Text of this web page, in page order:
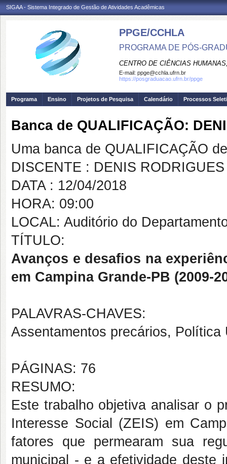
SIGAA - Sistema Integrado de Gestão de Atividades Acadêmicas
PPGE/CCHLA
PROGRAMA DE PÓS-
CENTRO DE CIÊNCIAS
E-mail: ppge@cchla.ufrn.br
https://posgraduacao.ufrn.br/ppge
Programa Ensino Projetos de Pesquisa Calendário Processos
Banca de QUALIFICAÇÃO:
Uma banca de QUALIFICAÇÃO
DISCENTE : DENIS
DATA : 12/04/2018
HORA: 09:00
LOCAL: Auditório do
TÍTULO:
Avanços e desafios na
em Campina Grande-PB (2009-
PALAVRAS-CHAVES:
Assentamentos precários,
PÁGINAS: 76
RESUMO:
Este trabalho objetiva analisar o
Interesse Social (ZEIS) em
fatores que permearam sua
municipal - e a efetividade deste